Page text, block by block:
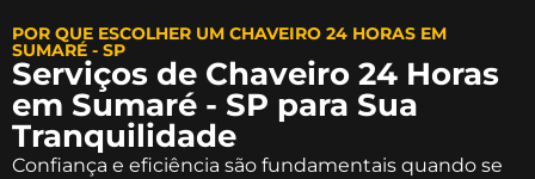
POR QUE ESCOLHER UM CHAVEIRO 24 HORAS EM
SUMARÉ - SP
Serviços de Chaveiro 24 Horas
em Sumaré - SP para Sua
Tranquilidade
Confiança e eficiência são fundamentais quando se